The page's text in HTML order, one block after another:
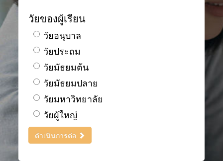
วัยของผู้เรียน
วัยอนุบาล
วัยประถม
วัยมัธยมต้น
วัยมัธยมปลาย
วัยมหาวิทยาลัย
วัยผู้ใหญ่
ดำเนินการต่อ